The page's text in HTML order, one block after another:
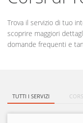
Trova il servizio di tuo
scoprire maggiori
domande frequenti e
TUTTI I SERVIZI